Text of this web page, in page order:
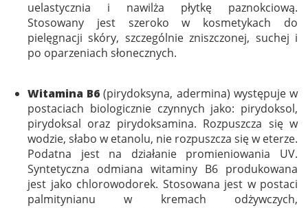
uelastycznia i nawilża płytkę paznokciową.
Stosowany jest szeroko w kosmetykach do
pielęgnacji skóry, szczególnie zniszczonej, suchej i
po oparzeniach słonecznych.
Witamina B6(pirydoksyna, adermina) występuje w
postaciach biologicznie czynnych jako: pirydoksol,
pirydoksal oraz pirydoksamina. Rozpuszcza się w
wodzie, słabo w etanolu, nie rozpuszcza się w eterze.
Podatna jest na działanie promieniowania UV.
Syntetyczna odmiana witaminy B6 produkowana
jest jako chlorowodorek. Stosowana jest w postaci
palmitynianu w kremach odżywczych,